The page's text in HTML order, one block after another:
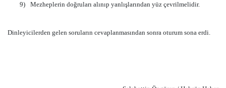
9) Mezheplerin doğruları alınıp yanlışlarından yüz çevrilmelidir.
Dinleyicilerden gelen soruların cevaplanmasından sonra oturum sona erdi.